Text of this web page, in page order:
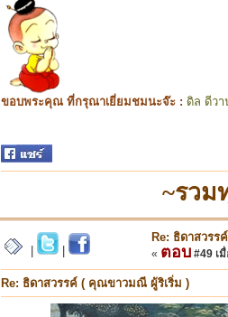
ขอบพระคุณ ที่กรุณาเยี่ยมชมนะจ๊ะ : ดิล ดีวา
~รวม
Re: ธิดาสวร
« ตอบ #49 เ
Re: ธิดาสวรรค์ ( คุณขาวมณี ผู้ริเริ่ม )